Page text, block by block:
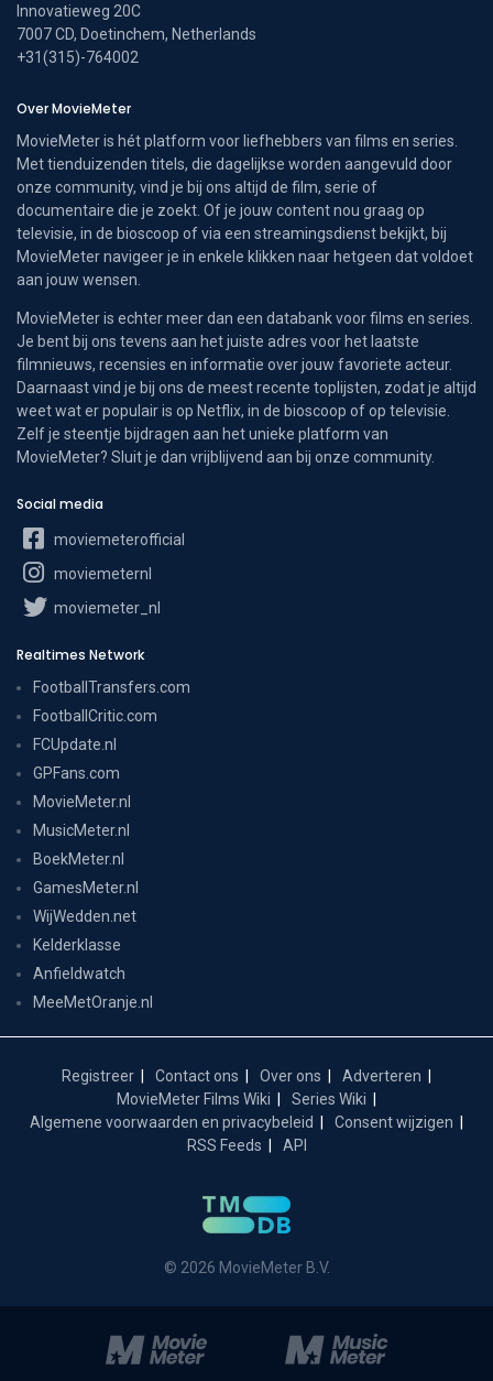
Innovatieweg 20C
7007 CD, Doetinchem, Netherlands
+31(315)-764002
Over MovieMeter
MovieMeter is hét platform voor liefhebbers van films en series.
Met tienduizenden titels, die dagelijkse worden aangevuld door
onze community, vind je bij ons altijd de film, serie of
documentaire die je zoekt. Of je jouw content nou graag op
televisie, in de bioscoop of via een streamingsdienst bekijkt, bij
MovieMeter navigeer je in enkele klikken naar hetgeen dat voldoet
aan jouw wensen.
MovieMeter is echter meer dan een databank voor films en series.
Je bent bij ons tevens aan het juiste adres voor het laatste
filmnieuws, recensies en informatie over jouw favoriete acteur.
Daarnaast vind je bij ons de meest recente toplijsten, zodat je altijd
weet wat er populair is op Netflix, in de bioscoop of op televisie.
Zelf je steentje bijdragen aan het unieke platform van
MovieMeter? Sluit je dan vrijblijvend aan bij onze community.
Social media
moviemeterofficial
moviemeternl
moviemeter_nl
Realtimes Network
FootballTransfers.com
FootballCritic.com
FCUpdate.nl
GPFans.com
MovieMeter.nl
MusicMeter.nl
BoekMeter.nl
GamesMeter.nl
WijWedden.net
Kelderklasse
Anfieldwatch
MeeMetOranje.nl
Registreer Contact ons Over ons
Adverteren
MovieMeter Films Wiki
Series Wiki
Algemene voorwaarden en privacybeleid
Consent wijzigen
RSS Feeds
API
© 2026 MovieMeter B.V.